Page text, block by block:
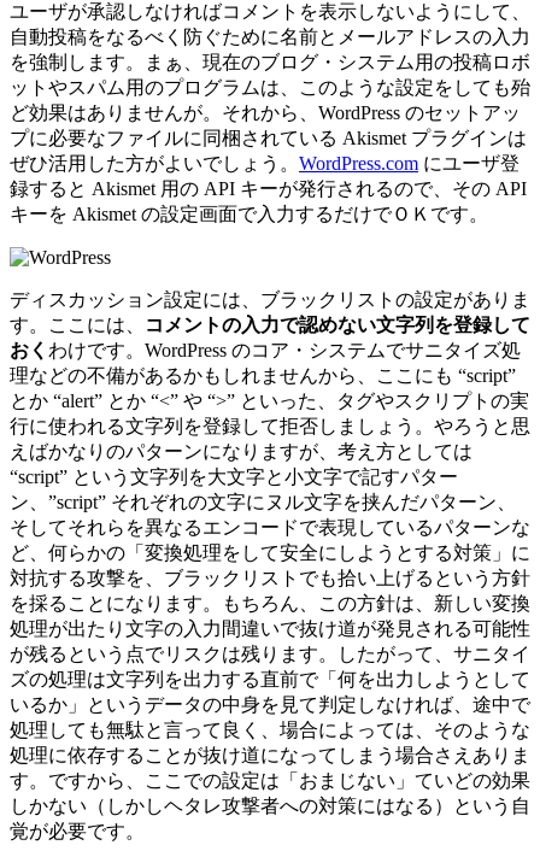
ユーザが承認しなければコメントを表示しないようにして、
自動投稿をなるべく防ぐために名前とメールアドレスの入力
を強制します。まぁ、現在のブログ・システム用の投稿ロボ
ットやスパム用のプログラムは、このような設定をしても殆
ど効果はありませんが。それから、WordPress のセットアッ
プに必要なファイルに同梱されている Akismet プラグインは
ぜひ活用した方がよいでしょう。 WordPress.com にユーザ登
録すると Akismet 用の API キーが発行されるので、その API
キーを Akismet の設定画面で入力するだけでＯＫです。
ディスカッション設定には、ブラックリストの設定がありま
す。ここには、
コメントの入力で認めない文字列を登録して
おく わけです。WordPress のコア・システムでサニタイズ処
理などの不備があるかもしれませんから、ここにも “script”
とか “alert” とか “<” や “>” といった、タグやスクリプトの実
行に使われる文字列を登録して拒否しましょう。やろうと思
えばかなりのパターンになりますが、考え方としては
“script” という文字列を大文字と小文字で記すパター
ン、”script” それぞれの文字にヌル文字を挟んだパターン、
そしてそれらを異なるエンコードで表現しているパターンな
ど、何らかの「変換処理をして安全にしようとする対策」に
対抗する攻撃を、ブラックリストでも拾い上げるという方針
を採ることになります。もちろん、この方針は、新しい変換
処理が出たり文字の入力間違いで抜け道が発見される可能性
が残るという点でリスクは残ります。したがって、サニタイ
ズの処理は文字列を出力する直前で「何を出力しようとして
いるか」というデータの中身を見て判定しなければ、途中で
処理しても無駄と言って良く、場合によっては、そのような
処理に依存することが抜け道になってしまう場合さえありま
す。ですから、ここでの設定は「おまじない」ていどの効果
しかない（しかしヘタレ攻撃者への対策にはなる）という自
覚が必要です。